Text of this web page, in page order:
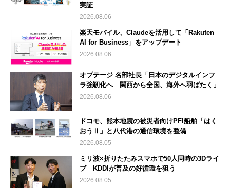
実証
2026.08.06
楽天モバイル、Claudeを活用して「Rakuten
AI for Business」をアップデート
2026.08.06
オプテージ 名部社長「日本のデジタルインフ
ラ強靭化へ 関西から全国、海外へ羽ばたく」
2026.08.06
ドコモ、熊本地震の被災者向けPFI船舶「はく
おうⅡ」と八代港の通信環境を整備
2026.08.05
ミリ波×折りたたみスマホで50人同時の3Dライ
ブ KDDIが普及の好循環を狙う
2026.08.05